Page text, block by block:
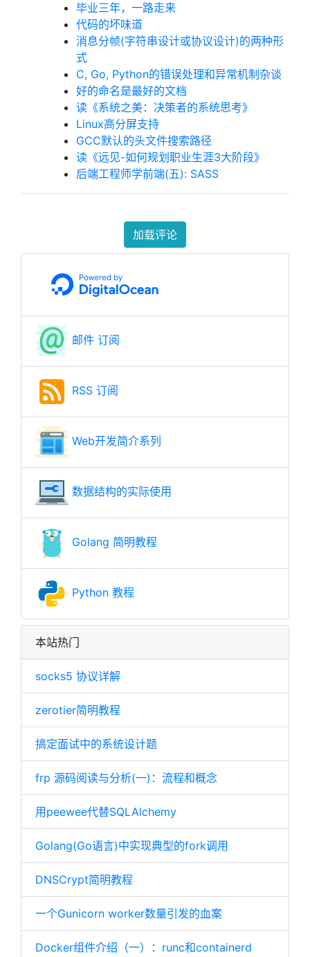
毕业三年，一路走来
代码的坏味道
消息分帧(字符串设计或协议设计)的两种形
式
C, Go, Python的错误处理和异常机制杂谈
好的命名是最好的文档
读《系统之美：决策者的系统思考》
Linux高分屏支持
GCC默认的头文件搜索路径
读《远见-如何规划职业生涯3大阶段》
后端工程师学前端(五): SASS
加载评论
邮件 订阅
RSS 订阅
Web开发简介系列
数据结构的实际使用
Golang 简明教程
Python 教程
本站热门
socks5 协议详解
zerotier简明教程
搞定面试中的系统设计题
frp 源码阅读与分析(一)：流程和概念
用peewee代替SQLAlchemy
Golang(Go语言)中实现典型的fork调用
DNSCrypt简明教程
一个Gunicorn worker数量引发的血案
Docker组件介绍（一）：runc和containerd